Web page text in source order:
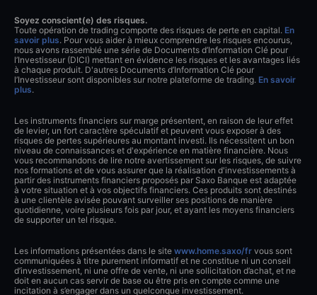
Soyez conscient(e) des risques.
Toute opération de trading comporte des risques de perte en capital. En
savoir plus. Pour vous aider à mieux comprendre les risques encourus,
nous avons rassemblé une série de Documents d’Information Clé pour
l’Investisseur (DICI) mettant en évidence les risques et les avantages liés
à chaque produit. D'autres Documents d’Information Clé pour
l’Investisseur sont disponibles sur notre plateforme de trading. En savoir
plus.
Les instruments financiers sur marge présentent, en raison de leur effet
de levier, un fort caractère spéculatif et peuvent vous exposer à des
risques de pertes supérieures au montant investi. Ils nécessitent un bon
niveau de connaissances et d'expérience en matière financière. Nous
vous recommandons de lire notre avertissement sur les risques, de suivre
nos formations et de vous assurer que la réalisation d'investissements à
partir des instruments financiers proposés par Saxo Banque est adaptée
à votre situation et à vos objectifs financiers. Ces produits sont destinés
à une clientèle avisée pouvant surveiller ses positions de manière
quotidienne, voire plusieurs fois par jour, et ayant les moyens financiers
de supporter un tel risque.
Les informations présentées dans le site www.home.saxo/fr vous sont
communiquées à titre purement informatif et ne constitue ni un conseil
d’investissement, ni une offre de vente, ni une sollicitation d’achat, et ne
doit en aucun cas servir de base ou être pris en compte comme une
incitation à s’engager dans un quelconque investissement.